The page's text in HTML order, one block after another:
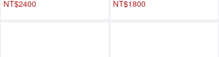
NT$2400 NT$1800